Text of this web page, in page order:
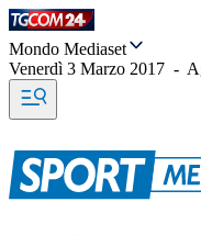
Mondo Mediaset
Venerdì 3 Marzo 2017 -